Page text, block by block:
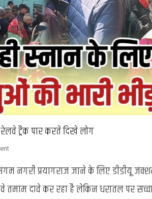
ट्रैक पार करते दिखे लोग
On
2025
डीडीयू
नगरी प्रयागराज जाने के लिए डीडीयू
तमाम दावे कर रहा है लेकिन धरातल पर